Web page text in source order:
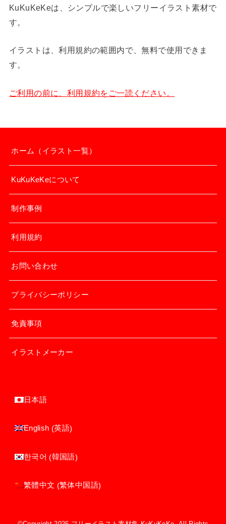
KuKuKeKeは、シンプルで楽しいフリーイラスト素材で
す。
イラストは、利用規約の範囲内で、無料で使用できま
す。
ご利用の前に、利用規約をご一読ください。
ホーム（イラスト一覧）
KuKuKeKeについて
制作事例
利用規約
お問い合わせ
プライバシーポリシー
免責事項
イラストメーカー
日本語
English (英語)
한국어 (韓国語)
繁體中文 (繁体中国語)